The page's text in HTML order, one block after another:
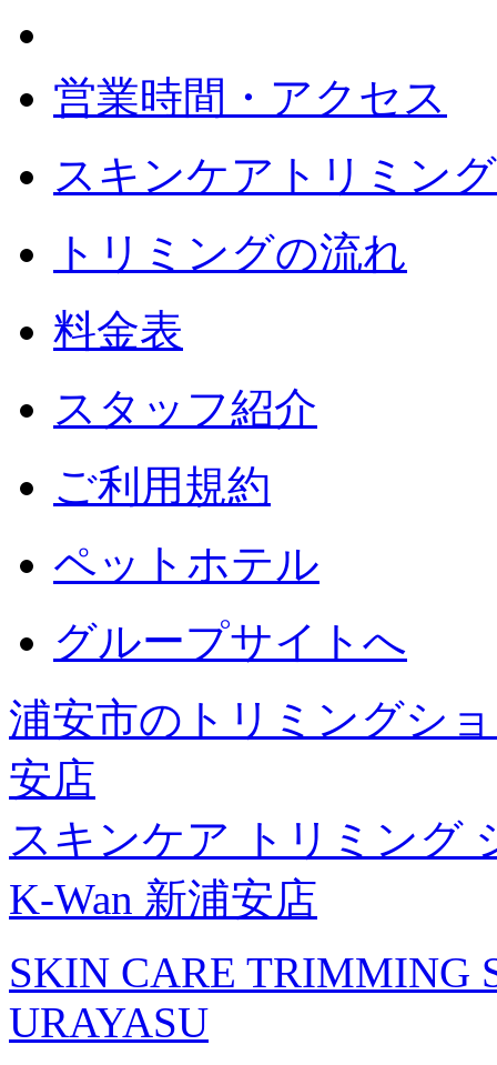
営業時間・アクセス
スキンケアトリミング
トリミングの流れ
料金表
スタッフ紹介
ご利用規約
ペットホテル
グループサイトへ
浦安市のトリミングシ
安店
スキンケア トリミング
K-Wan 新浦安店
SKIN CARE TRIMMING
URAYASU